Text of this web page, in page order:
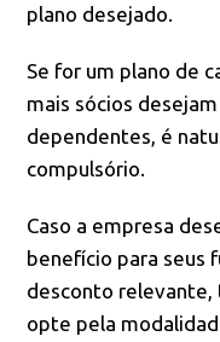
plano desejado.
Se for um plano de
mais sócios
dependentes, é
compulsório.
Caso a empresa
benefício para seus
desconto
opte pela